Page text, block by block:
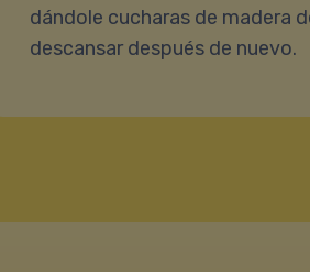
dándole cucharas de madera
descansar después de nuevo.